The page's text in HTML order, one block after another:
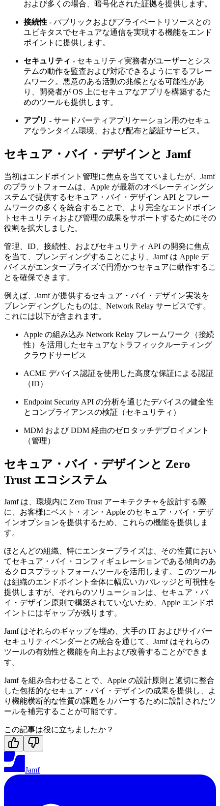
および多くの場合、暗号化された証拠を提供します。
接続性 - パブリックおよびプライベートリソースとの
ユビキタスでセキュアな通信を実現する機能をエンド
ポイントに提供します。
セキュリティ - セキュリティ実務者がユーザーとシス
テムの動作を監査および対応できるようにするフレー
ムワーク。悪意のある活動の兆候となる可能性があ
り、開発者が OS 上にセキュアなアプリを構築するた
めのツールも提供します。
アプリ - サードパーティアプリケーション用のセキュ
アなランタイム環境、および配布と認証サービス。
セキュア・バイ・デザインと Jamf
当初はエンドポイント管理に焦点を当てていましたが、Jamf
のプラットフォームは、Apple が最新のオペレーティングシ
ステムで提供するセキュア・バイ・デザイン API とフレー
ムワークの多くを統合することで、より完全なエンドポイン
トセキュリティおよび管理の成果をサポートするためにその
役割を拡大しました。
管理、ID、接続性、およびセキュリティ API の開発に焦点
を当て、ブレンディングすることにより、Jamf は Apple デ
バイスがエンタープライズで円滑かつセキュアに動作するこ
とを確保できます。
例えば、Jamf が提供するセキュア・バイ・デザイン実装を
ブレンディングしたものは、Network Relay サービスです。
これには以下が含まれます。
Apple の組み込み Network Relay フレームワーク（接続
性）を活用したセキュアなトラフィックルーティング
クラウドサービス
ACME デバイス認証を使用した高度な保証による認証
（ID）
Endpoint Security API の分析を通じたデバイスの健全性
とコンプライアンスの検証（セキュリティ）
MDM および DDM 経由のゼロタッチデプロイメント
（管理）
セキュア・バイ・デザインと Zero
Trust エコシステム
Jamf は、環境内に Zero Trust アーキテクチャを設計する際
に、お客様にベスト・オン・Apple のセキュア・バイ・デザ
インオプションを提供するため、これらの機能を提供しま
す。
ほとんどの組織、特にエンタープライズは、その性質におい
てセキュア・バイ・コンフィギュレーションである傾向のあ
るクロスプラットフォームツールを活用します。このツール
は組織のエンドポイント全体に幅広いカバレッジと可視性を
提供しますが、それらのソリューションは、セキュア・バ
イ・デザイン原則で構築されていないため、Apple エンドポ
イントにはギャップが残ります。
Jamf はそれらのギャップを埋め、大手の IT およびサイバー
セキュリティベンダーとの統合を通じて、Jamf はそれらの
ツールの有効性と機能を向上および改善することができま
す。
Jamf を組み合わせることで、Apple の設計原則と適切に整合
した包括的なセキュア・バイ・デザインの成果を提供し、よ
り機能横断的な性質の課題をカバーするために設計されたツ
ールを補完することが可能です。
この記事は役に立ちましたか？
Jamf